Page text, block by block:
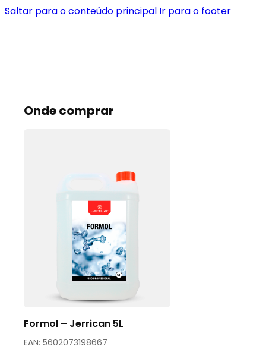
Saltar para o conteúdo principal Ir para o footer
Onde comprar
Formol – Jerrican 5L
EAN: 5602073198667